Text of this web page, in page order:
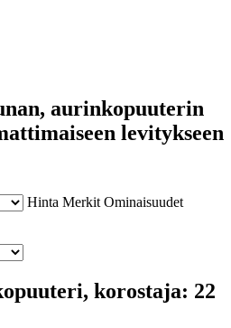
aurinkopuuterin
levitykseen
Hinta Merkit Ominaisuudet
korostaja: 22